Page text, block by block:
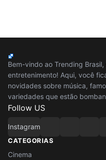
Bem-vindo ao Trending
entretenimento! Aqui, você
novidades sobre música,
variedades que estão
Follow US
Instagram
CATEGORIAS
Cinema